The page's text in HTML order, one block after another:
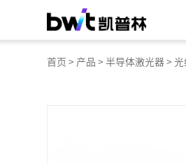
首页 > 产品 >半导体激光器 >